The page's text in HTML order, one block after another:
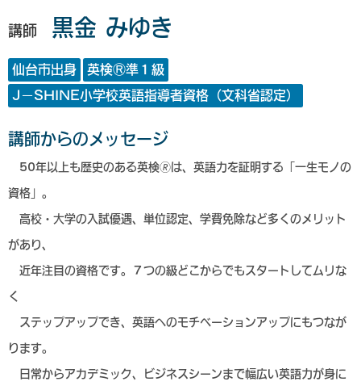
講師 黒金 みゆき
仙台市出⾝
英検Ⓡ準１級
J－SHINE⼩学校英語指導者資格（⽂科省認定）
講師からのメッセージ
50年以上も歴史のある英検🄬は、英語力を証明する「一生モノの
資格」。
高校・大学の入試優遇、単位認定、学費免除など多くのメリット
があり、
近年注目の資格です。７つの級どこからでもスタートしてムリな
く
ステップアップでき、英語へのモチベーションアップにもつなが
ります。
日常からアカデミック、ビジネスシーンまで幅広い英語力が身に